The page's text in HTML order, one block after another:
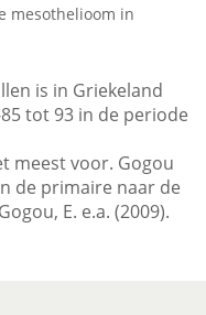
mesothelioom in
is in Griekeland
tot 93 in de periode
meest voor. Gogou
de primaire naar de
E. e.a. (2009).